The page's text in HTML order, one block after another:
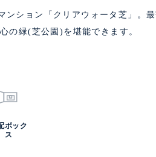
ンション「クリアウォータ芝」。
の緑(芝公園)を堪能できます。
ボック
ス